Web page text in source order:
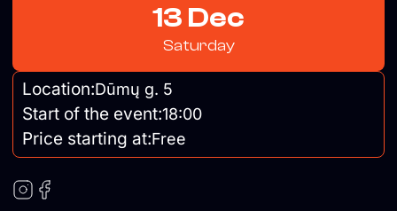
13 Dec
Saturday
Location:Dūmų g. 5
Start of the event:18:00
Price starting at:Free